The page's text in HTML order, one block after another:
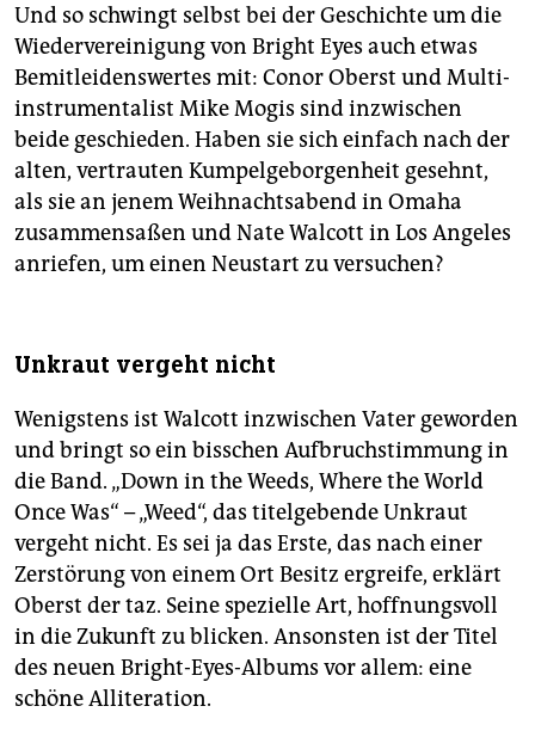
Und so schwingt selbst bei der Geschichte um die
Wiedervereinigung von Bright Eyes auch etwas
Bemitleidenswertes mit: Conor Oberst und Multi­
instrumentalist Mike Mogis sind inzwischen
beide geschieden. Haben sie sich einfach nach der
alten, vertrauten Kumpelgeborgenheit gesehnt,
als sie an jenem Weihnachtsabend in Omaha
zusammensaßen und Nate Walcott in Los Angeles
anriefen, um einen Neustart zu versuchen?
Unkraut vergeht nicht
Wenigstens ist Walcott inzwischen Vater geworden
und bringt so ein bisschen Aufbruchstimmung in
die Band. „Down in the Weeds, Where the World
Once Was“ – „Weed“, das titelgebende Unkraut
vergeht nicht. Es sei ja das Erste, das nach einer
Zerstörung von einem Ort Besitz ergreife, erklärt
Oberst der taz. Seine spezielle Art, hoffnungsvoll
in die Zukunft zu blicken. Ansonsten ist der Titel
des neuen Bright-Eyes-Albums vor allem: eine
schöne Alliteration.